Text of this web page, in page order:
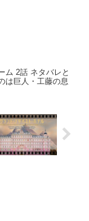
ム 2話 ネタバレと
は巨人・工藤の息